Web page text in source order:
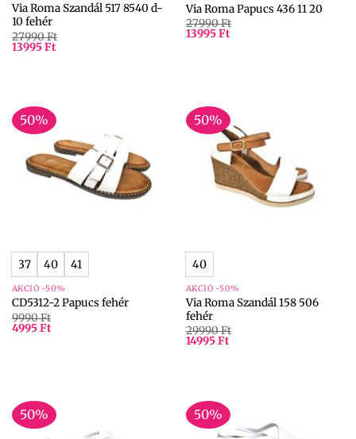
Via Roma Szandál 517 8540 d-
10 fehér
27990Ft
13995Ft
Via Roma Papucs 436 11 20
27990Ft
13995Ft
50%
37 40 41
AKCIÓ -50%
CD5312-2 Papucs fehér
9990Ft
4995Ft
50%
40
AKCIÓ -50%
Via Roma Szandál 158 506
fehér
29990Ft
14995Ft
50% 50%